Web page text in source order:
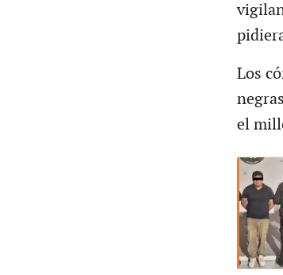
Los
el